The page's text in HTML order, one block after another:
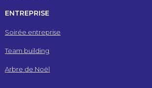
ENTREPRISE
Soirée entreprise
Team building
Arbre de Noël